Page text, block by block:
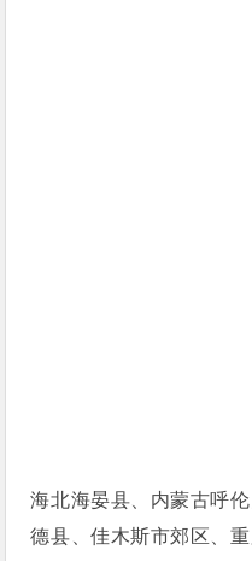
海北海晏县、内蒙古呼
德县、佳木斯市郊区、